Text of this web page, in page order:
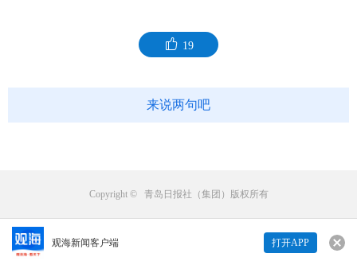
观海新闻客户端 打开APP
19
来说两句吧
来说两句吧...
Copyright © 青岛日报社（集团）版权所有